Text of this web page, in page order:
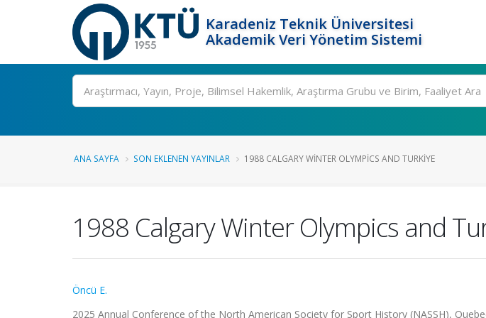
Karadeniz Teknik Üniversitesi
Akademik Veri Yönetim Sistemi
Ara
ANA SAYFA SON EKLENEN YAYINLAR 1988 CALGARY WINTER OLYMPICS AND TURKIYE
1988 Calgary Winter Olympics and
Öncü E.
2025 Annual Conference of the North American Society for Sport History (NASSH),